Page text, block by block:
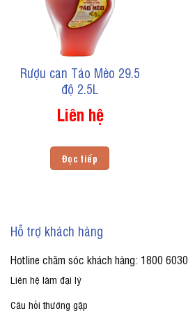
Rượu can Táo Mèo 29.5
độ 2.5L
Liên hệ
Đọc tiếp
Hỗ trợ khách hàng
Hotline chăm sóc khách hàng: 1800 6030
Liên hệ làm đại lý
Câu hỏi thường gặp